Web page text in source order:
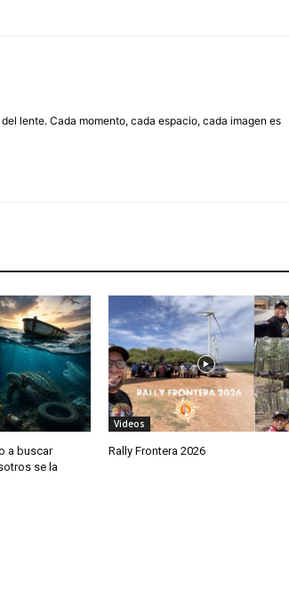
lente. Cada momento, cada espacio, cada imagen es
a buscar
se la
Videos
Rally Frontera 2026